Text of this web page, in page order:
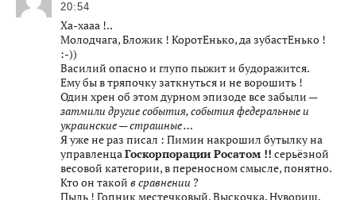
20:54
Ха-хааа !..
Молодчага, Бложик ! КоротЕнько, да зубастЕнько !
:-))
Василий опасно и глупо пыжит и будоражится.
Ему бы в тряпочку заткнуться и не ворошить !
Один хрен об этом дурном эпизоде все забыли —
затмили другие события, события федеральные и
украинские — страшные …
Я уже не раз писал : Пимин накрошил бутылку на
управленцаГоскорпорации Росатом !! серьёзной
весовой категории, в переносном смысле, понятно.
Кто он такой в сравнении ?
Пыль ! Гопник местечковый. Выскочка. Нувориш.